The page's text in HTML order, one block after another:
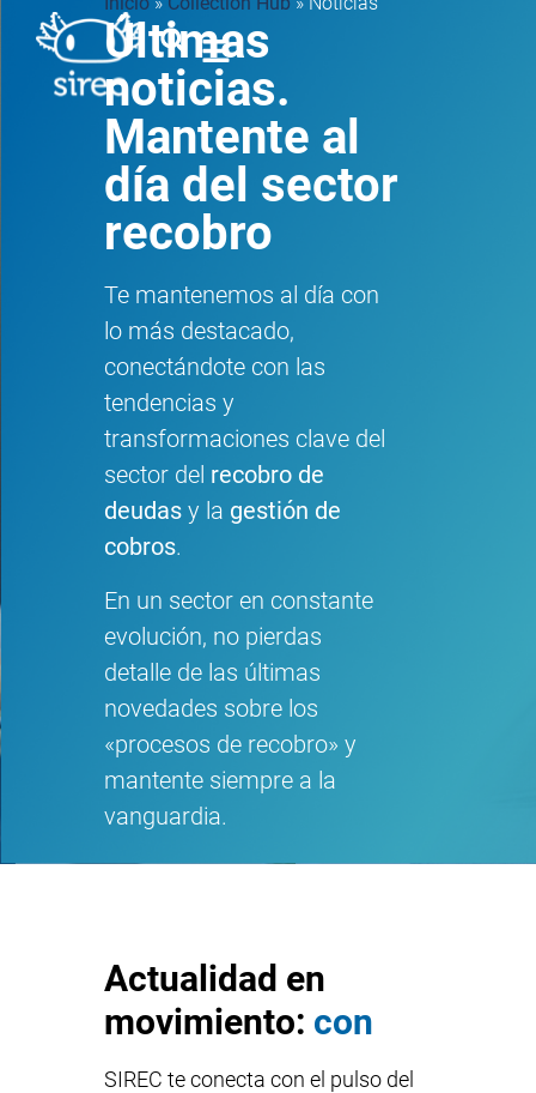
Últimas
noticias.
Mantente al
día del sector
recobro
Te mantenemos al día con
lo más destacado,
conectándote con las
tendencias y
transformaciones clave del
sector del recobro de
deudasy la gestión de
cobros.
En un sector en constante
evolución, no pierdas
detalle de las últimas
novedades sobre los
«procesos de recobro» y
mantente siempre a la
vanguardia.
Actualidad en
movimiento: con
SIREC te conecta con el pulso del